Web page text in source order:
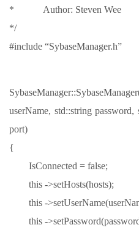
* Author: Steven Wee
*/
#include “SybaseManager.h”
userName, std::string
port)
{
IsConnected = false;
this ->setHosts(hosts);
this -
this -